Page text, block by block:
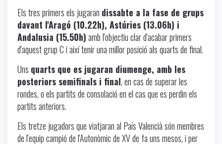
Els tres primers els jugaran dissabte a la fase de grups
davant l'Aragó (10.22h), Astúries (13.06h) i
Andalusia (15.50h)amb l'objectiu clar d'acabar primers
d'aquest grup C i així tenir una millor posició als quarts de final.
Uns quarts que es jugaran diumenge, amb les
posteriors semifinals i final, en cas de superar les
rondes, o els partits de consolació en el cas que es perdin els
partits anteriors.
Els tretze jugadors que viatjaran al País Valencià són membres
de l'equip campió de l'Autonòmic de XV de fa uns mesos, i per